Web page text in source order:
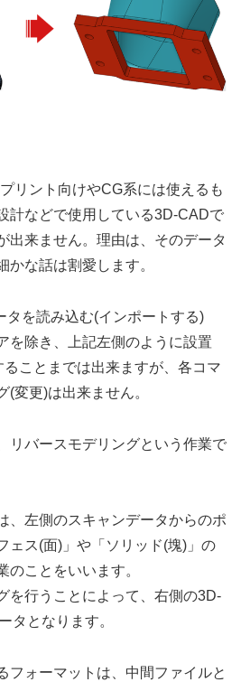
リント向けやCG系には使えるも
計などで使用している3D-CADで
出来ません。理由は、そのデータ
かな話は割愛します。
タを読み込む(インポートする)
を除き、上記左側のように設置
ことまでは出来ますが、各コマ
(変更)は出来ません。
リバースモデリングという作業で
、左側のスキャンデータからのポ
ェス(面)」や「ソリッド(塊)」の
のことをいいます。
を行うことによって、右側の3D-
タとなります。
フォーマットは、中間ファイルと